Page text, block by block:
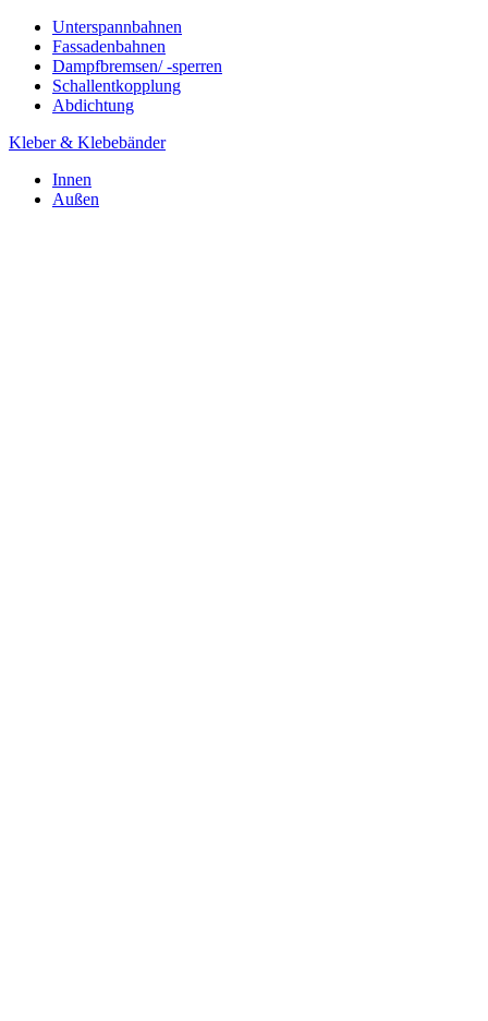
Unterspannbahnen
Fassadenbahnen
Dampfbremsen/ -sperren
Schallentkopplung
Abdichtung
Kleber & Klebebänder
Innen
Außen